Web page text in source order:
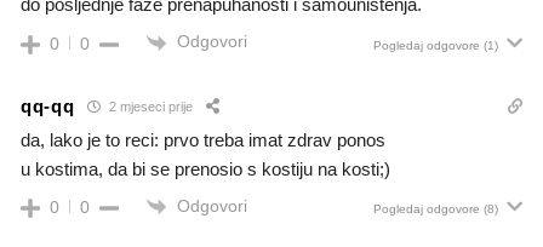
do posljednje faze prenapuhanosti i samouništenja.
0 0 Odgovori Pogledaj odgovore (1)
qq-qq 2 mjeseci prije
da, lako je to reci: prvo treba imat zdrav ponos
u kostima, da bi se prenosio s kostiju na kosti;)
0 0 Odgovori Pogledaj odgovore (8)